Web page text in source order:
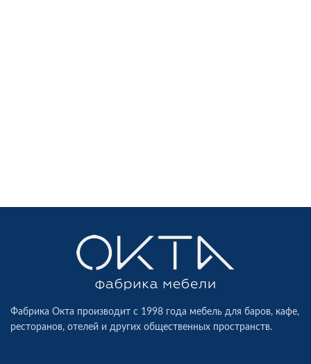
Фабрика Окта производит c 1998 года мебель для баров, кафе,
ресторанов, отелей и других общественных пространств.